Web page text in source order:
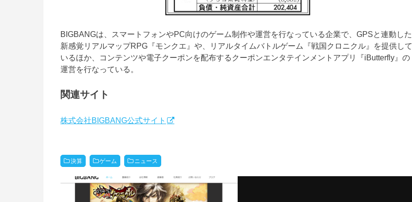
BIGBANGは、スマートフォンやPC向けのゲーム制作や運営を行なっている企業で、GPSと連動した
新感覚リアルマップRPG『モンクエ』や、リアルタイムバトルゲーム『戦国クロニクル』を提供して
いるほか、コンテンツや電子クーポンを配布するクーポンエンタテインメントアプリ『iButterfly』の
運営を行なっている。
関連サイト
株式会社BIGBANG公式サイト
決算 ゲーム ニュース